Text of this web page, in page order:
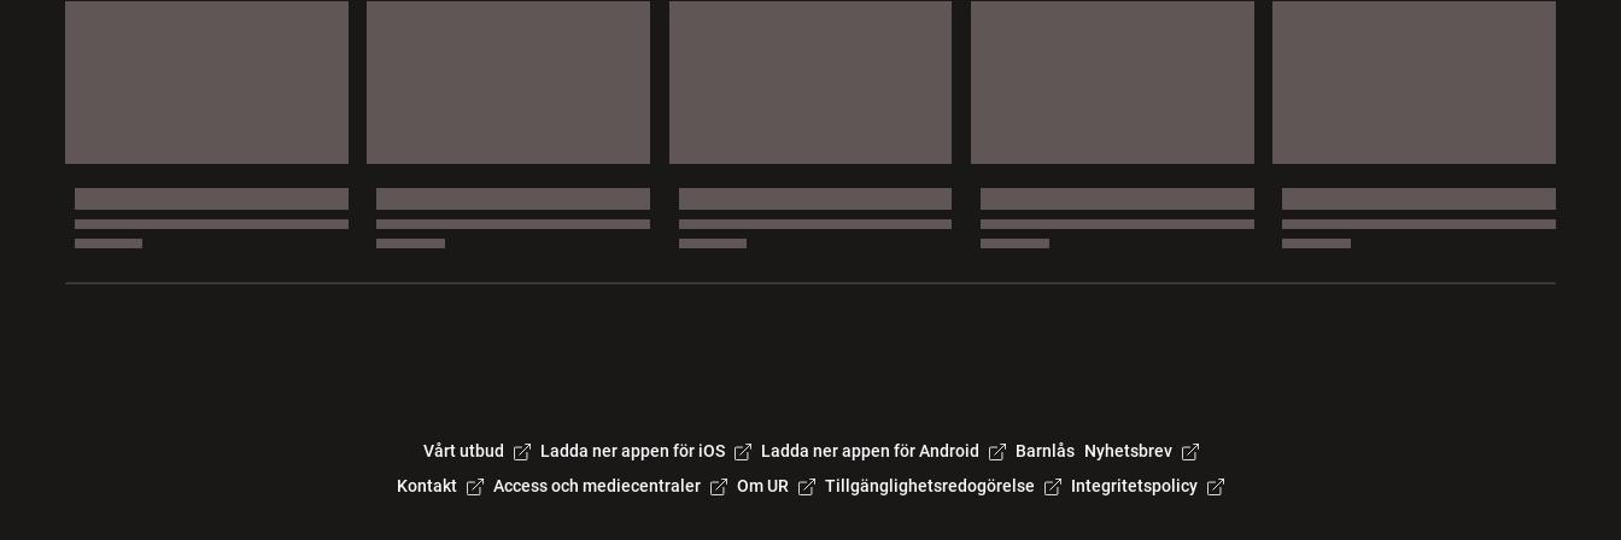
Vårt utbud Ladda ner appen för iOS Ladda ner appen för Android Barnlås Nyhetsbrev
Kontakt
Access och mediecentraler Om UR Tillgänglighetsredogörelse Integritetspolicy